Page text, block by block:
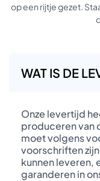
op een rijtje gezet.
WAT IS DE
Onze levertijd
produceren van
moet volgens
voorschriften
kunnen leveren,
garanderen in